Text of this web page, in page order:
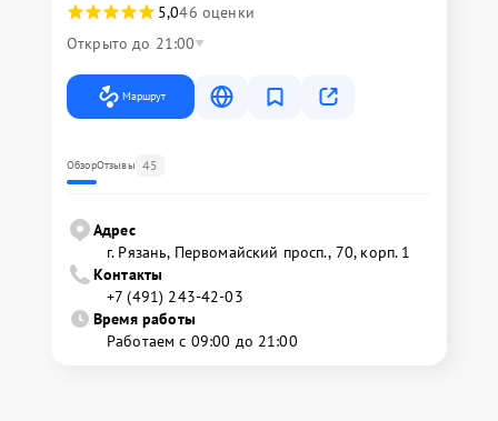
5,046 оценки
Открыто до 21:00
Маршрут
ОбзорОтзывы 45
Адрес
г. Рязань, Первомайский просп., 70, корп. 1
Контакты
+7 (491) 243-42-03
Время работы
Работаем с 09:00 до 21:00